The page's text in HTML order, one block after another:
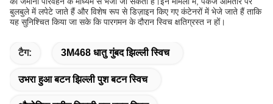
बुलबुले में लपेटे जाते हैं और विशेष रूप से डिज़ाइन किए गए कंटेनरों में भेजे जाते हैं ताकि
यह सुनिश्चित किया जा सके कि पारगमन के दौरान स्विच क्षतिग्रस्त न हों।
टैग: 3M468 धातु गुंबद झिल्ली स्विच
उभरा हुआ बटन झिल्ली पुश बटन स्विच